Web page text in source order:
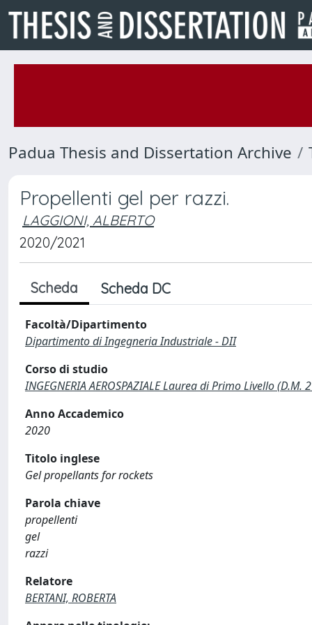
Padua Thesis and Dissertation Archive
Propellenti gel per razzi.
LAGGIONI, ALBERTO
2020/2021
Scheda Scheda DC
Facoltà/Dipartimento
Dipartimento di Ingegneria Industriale - DII
Corso di studio
INGEGNERIA AEROSPAZIALE Laurea di Primo Livello (D.M.
Anno Accademico
2020
Titolo inglese
Gel propellants for rockets
Parola chiave
propellenti
gel
razzi
Relatore
BERTANI, ROBERTA